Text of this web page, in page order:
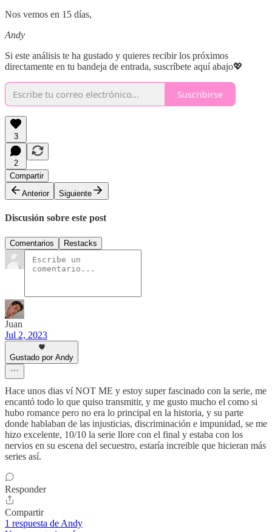
Nos vemos en 15 días,
Andy
Si este análisis te ha gustado y quieres recibir los próximos
directamente en tu bandeja de entrada, suscríbete aquí abajo💖
Suscribirse
3
2
Compartir
Anterior
Siguiente
Discusión sobre este post
Comentarios Restacks
Juan
Jul 2, 2023
Gustado por Andy
Hace unos dias ví NOT ME y estoy super fascinado con la serie, me
encantó todo lo que quiso transmitir, y me gusto mucho el como si
hubo romance pero no era lo principal en la historia, y su parte
donde hablaban de las injusticias, discriminación e impunidad, se me
hizo excelente, 10/10 la serie llore con el final y estaba con los
nervios en su escena del secuestro, estaría increible que hicieran más
series así.
Responder
Compartir
1 respuesta de Andy